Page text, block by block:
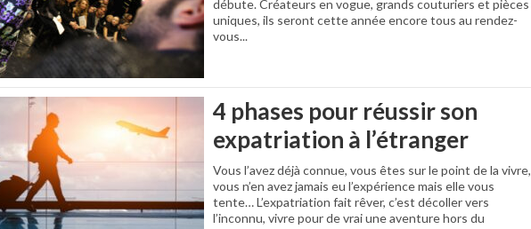
débute. Créateurs en vogue, grands couturiers et pièces
uniques, ils seront cette année encore tous au rendez-
vous...
4 phases pour réussir son
expatriation à l’étranger
Vous l’avez déjà connue, vous êtes sur le point de la vivre,
vous n’en avez jamais eu l’expérience mais elle vous
tente… L’expatriation fait rêver, c’est décoller vers
l’inconnu, vivre pour de vrai une aventure hors du